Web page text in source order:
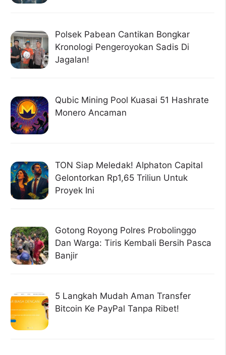
Polsek Pabean Cantikan Bongkar
Kronologi Pengeroyokan Sadis Di
Jagalan!
Qubic Mining Pool Kuasai 51 Hashrate
Monero Ancaman
TON Siap Meledak! Alphaton Capital
Gelontorkan Rp1,65 Triliun Untuk
Proyek Ini
Gotong Royong Polres Probolinggo
Dan Warga: Tiris Kembali Bersih Pasca
Banjir
5 Langkah Mudah Aman Transfer
Bitcoin Ke PayPal Tanpa Ribet!